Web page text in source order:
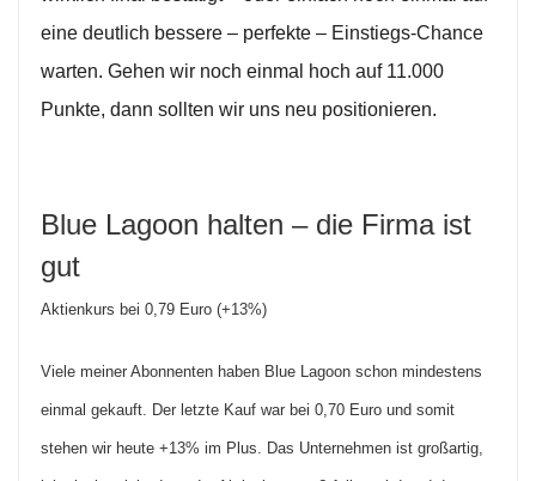
eine deutlich bessere – perfekte – Einstiegs-Chance
warten. Gehen wir noch einmal hoch auf 11.000
Punkte, dann sollten wir uns neu positionieren.
Blue Lagoon halten – die Firma ist
gut
Aktienkurs bei 0,79 Euro (+13%)
Viele meiner Abonnenten haben Blue Lagoon schon mindestens
einmal gekauft. Der letzte Kauf war bei 0,70 Euro und somit
stehen wir heute +13% im Plus. Das Unternehmen ist großartig,